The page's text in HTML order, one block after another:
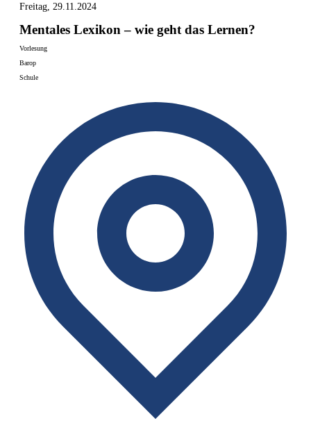
Freitag, 29.11.2024
Mentales Lexikon – wie geht das Lernen?
Vorlesung
Barop
Schule